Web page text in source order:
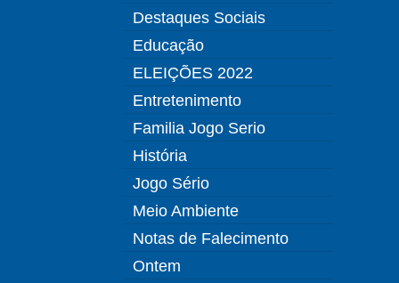
Destaques Sociais
Educação
ELEIÇÕES 2022
Entretenimento
Familia Jogo Serio
História
Jogo Sério
Meio Ambiente
Notas de Falecimento
Ontem